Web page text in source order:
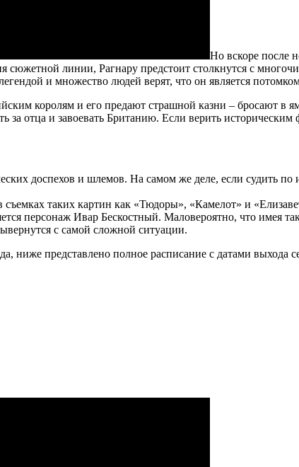
Но вскоре после
сюжетной линии, Рагнару предстоит столкнутся с
и множество людей верят, что он является
королям и его предают страшной казни – бросают в
отца и завоевать Британию. Если верить историческим
доспехов и шлемов. На самом же деле, если судить по
таких картин как «Тюдоры», «Камелот» и
персонаж Ивар Бескостный. Маловероятно, что имея
с самой сложной ситуации.
ниже представлено полное расписание с датами выхода